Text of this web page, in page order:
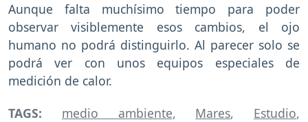
Aunque falta muchísimo tiempo para poder
observar visiblemente esos cambios, el ojo
humano no podrá distinguirlo. Al parecer solo se
podrá ver con unos equipos especiales de
medición de calor.
TAGS: medio ambiente, Mares, Estudio,